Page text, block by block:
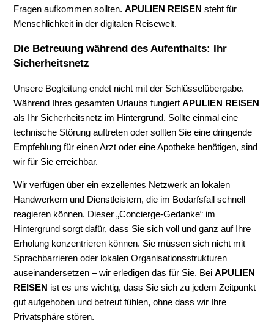
Fragen aufkommen sollten.APULIEN REISEN steht für
Menschlichkeit in der digitalen Reisewelt.
Die Betreuung während des Aufenthalts: Ihr
Sicherheitsnetz
Unsere Begleitung endet nicht mit der Schlüsselübergabe.
Während Ihres gesamten Urlaubs fungiertAPULIEN REISEN
als Ihr Sicherheitsnetz im Hintergrund. Sollte einmal eine
technische Störung auftreten oder sollten Sie eine dringende
Empfehlung für einen Arzt oder eine Apotheke benötigen, sind
wir für Sie erreichbar.
Wir verfügen über ein exzellentes Netzwerk an lokalen
Handwerkern und Dienstleistern, die im Bedarfsfall schnell
reagieren können. Dieser „Concierge-Gedanke“ im
Hintergrund sorgt dafür, dass Sie sich voll und ganz auf Ihre
Erholung konzentrieren können. Sie müssen sich nicht mit
Sprachbarrieren oder lokalen Organisationsstrukturen
auseinandersetzen – wir erledigen das für Sie. BeiAPULIEN
REISEN ist es uns wichtig, dass Sie sich zu jedem Zeitpunkt
gut aufgehoben und betreut fühlen, ohne dass wir Ihre
Privatsphäre stören.